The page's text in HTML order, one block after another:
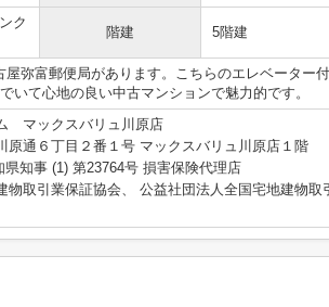
ク
階建 5階建
屋弥富郵便局があります。こちらのエレベーター
いて心地の良い中古マンションで魅力的です。
マックスバリュ川原店
原通６丁目２番１号 マックスバリュ川原店１階
県知事 (1) 第23764号 損害保険代理店
物取引業保証協会、 公益社団法人全国宅地建物取